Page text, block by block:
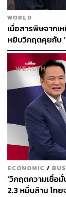
WORLD
เมื่อสารพิษจากเ
หยิบวิกฤตคุยกับ
ECONOMIC /
‘วิกฤตความเชื่อ
2.3 หมื่นล้าน ไทย